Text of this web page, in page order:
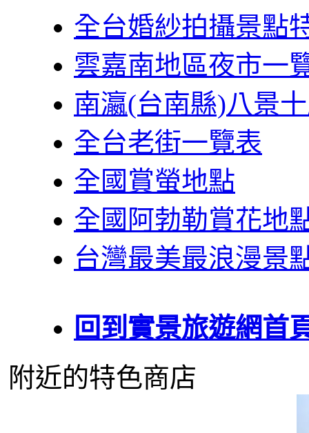
全台婚紗拍攝景點
雲嘉南地區夜市一
南瀛(台南縣)八景
全台老街一覽表
全國賞螢地點
全國阿勃勒賞花地
台灣最美最浪漫景
回到實景旅遊網首
附近的特色商店